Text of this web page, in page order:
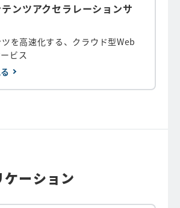
ンツアクセラレーションサ
を高速化する、クラウド型Web
ビス
ケーション